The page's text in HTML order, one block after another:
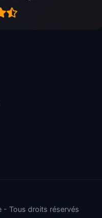
Tous droits réservés